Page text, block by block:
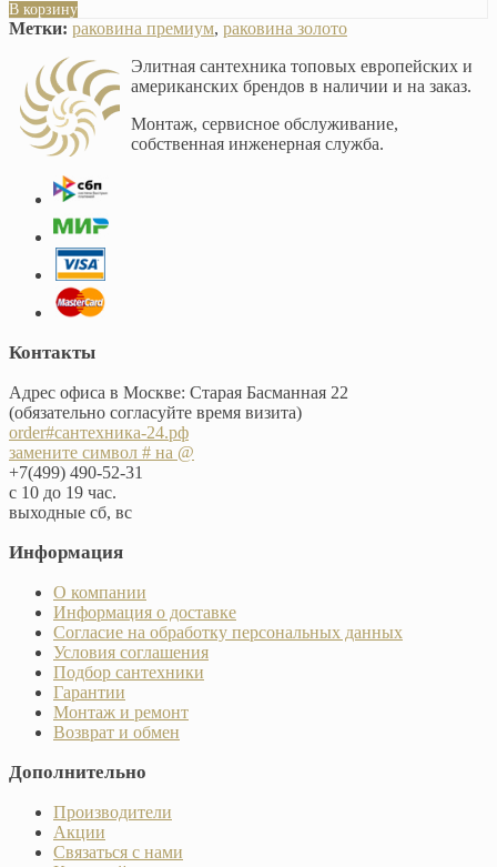
В корзину
Метки: раковина премиум, раковина золото
Элитная сантехника топовых европейских и
американских брендов в наличии и на заказ.
Монтаж, сервисное обслуживание,
собственная инженерная служба.
Контакты
Адрес офиса в Москве: Старая Басманная 22
(обязательно согласуйте время визита)
order#сантехника-24.рф
замените символ # на @
+7(499) 490-52-31
с 10 до 19 час.
выходные сб, вс
Информация
О компании
Информация о доставке
Согласие на обработку персональных данных
Условия соглашения
Подбор сантехники
Гарантии
Монтаж и ремонт
Возврат и обмен
Дополнительно
Производители
Акции
Связаться с нами